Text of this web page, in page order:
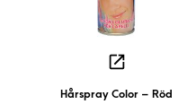
Hårspray Color – Röd